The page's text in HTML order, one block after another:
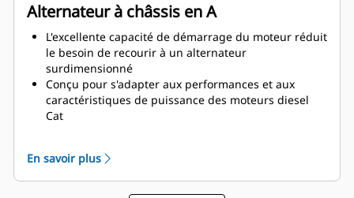
Alternateur à châssis en A
L'excellente capacité de démarrage du moteur réduit
le besoin de recourir à un alternateur
surdimensionné
Conçu pour s'adapter aux performances et aux
caractéristiques de puissance des moteurs diesel
Cat
En savoir plus